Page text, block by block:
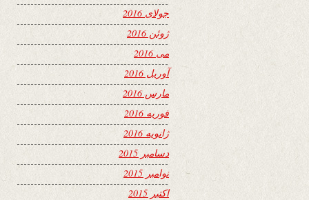
جولای 2016
ژوئن 2016
می 2016
آوریل 2016
مارس 2016
فوریه 2016
ژانویه 2016
دسامبر 2015
نوامبر 2015
اکتبر 2015